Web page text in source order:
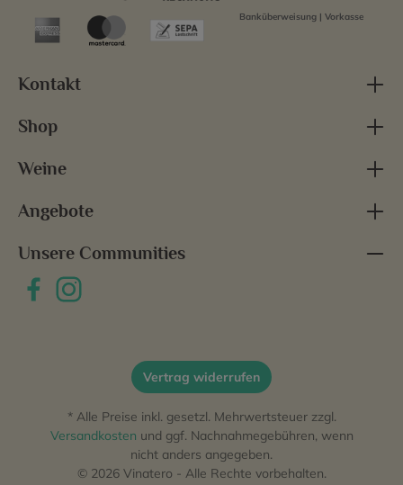
Shop
Weine
Angebote
Banküberweisung | Vorkasse
Unsere Communities
Kontakt
Vertrag widerrufen
* Alle Preise inkl. gesetzl. Mehrwertsteuer zzgl.
Versandkosten und ggf. Nachnahmegebühren, wenn
nicht anders angegeben.
© 2026 Vinatero - Alle Rechte vorbehalten.